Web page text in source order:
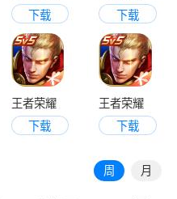
下载
下载
王者荣耀
下载
王者荣耀
下载
周 月